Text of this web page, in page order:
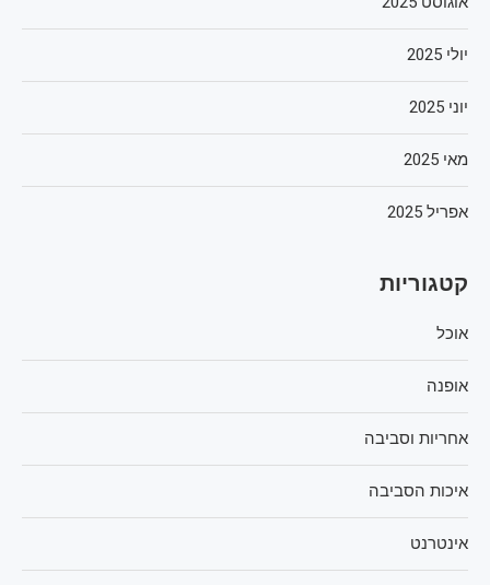
יולי 2025
יוני 2025
מאי 2025
אפריל 2025
קטגוריות
אוכל
אופנה
אחריות וסביבה
איכות הסביבה
אינטרנט